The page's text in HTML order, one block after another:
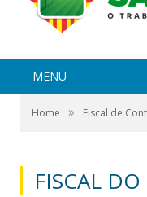
MENU
Home » Fiscal de
FISCAL